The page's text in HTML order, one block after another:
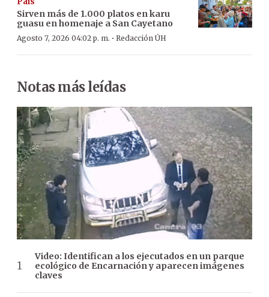
Sirven más de 1.000 platos en karu
guasu en homenaje a San Cayetano
Agosto 7, 2026 04:02 p. m. · Redacción ÚH
Notas más leídas
Video: Identifican a los ejecutados en un parque
ecológico de Encarnación y aparecen imágenes
claves